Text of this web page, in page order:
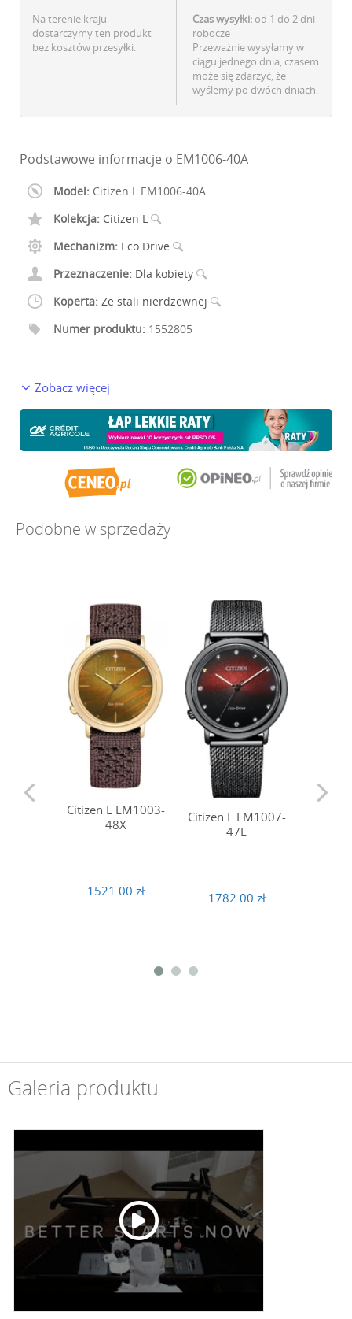
Na terenie kraju
dostarczymy ten produkt
bez kosztów przesyłki.
Czas wysyłki: od 1 do 2 dni
robocze
Przeważnie wysyłamy w
ciągu jednego dnia, czasem
może się zdarzyć, że
wyślemy po dwóch dniach.
Podstawowe informacje o EM1006-40A
Model: Citizen L EM1006-40A
Kolekcja: Citizen L
Mechanizm: Eco Drive
Przeznaczenie: Dla kobiety
Koperta: Ze stali nierdzewnej
Numer produktu: 1552805
Zobacz więcej
Podobne w sprzedaży
Citizen L EM1003-
48X
1521.00 zł
Citizen L EM1007-
47E
1782.00 zł
Galeria produktu